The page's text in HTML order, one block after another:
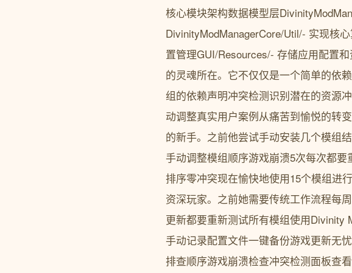
核心模块架构数据模型层
DivinityModManagerCore/Util/- 实现核
置管理GUI/Resources/- 存储应用配置
的灵魂所在。它不仅仅是一个简单的依
组的依赖声明冲突检测识别潜在的资源
动调整真实用户案例从痛苦到愉悦的转
的新手。之前他尝试手动安装几个模组
手动调整模组顺序游戏崩溃5次每次都
排序零冲突现在愉快地使用15个模组进
资深玩家。之前她需要传统工作流程每
更新都要重新测试所有模组使用Divinity
手动记录配置文件一键备份游戏更新无
排查顺序游戏崩溃检查冲突检测面板查